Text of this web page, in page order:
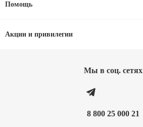
Помощь
Акции и привилегии
Мы в соц. cетях
8 800 25 000 21